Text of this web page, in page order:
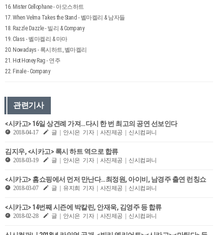
16. Mister Cellophane - 아모스하트
17. When Velma Takes the Stand - 벨마켈리 & 남자들
18. Razzle Dazzle - 빌리 & Company
19. Class - 벨마켈리 & 마마
20. Nowadays - 록시하트, 벨마켈리
21. Hot Honey Rag - 연주
22. Finale - Company
관련기사
<시카고> 16일 상견례 가져…다시 한 번 최고의 공연 선보인다
2018-04-17 글 | 안시은 기자 | 사진제공 | 신시컴퍼니
김지우, <시카고> 록시 하트 역으로 합류
2018-03-19 글 | 안시은 기자 | 사진제공 | 신시컴퍼니
<시카고> 홈쇼핑에서 먼저 만난다…최정원, 아이비, 남경주 출연 런칭쇼
2018-03-07 글 | 유지희 기자 | 사진제공 | 신시컴퍼니
<시카고> 14번째 시즌에 박칼린, 안재욱, 김영주 등 합류
2018-02-28 글 | 안시은 기자 | 사진제공 | 신시컴퍼니